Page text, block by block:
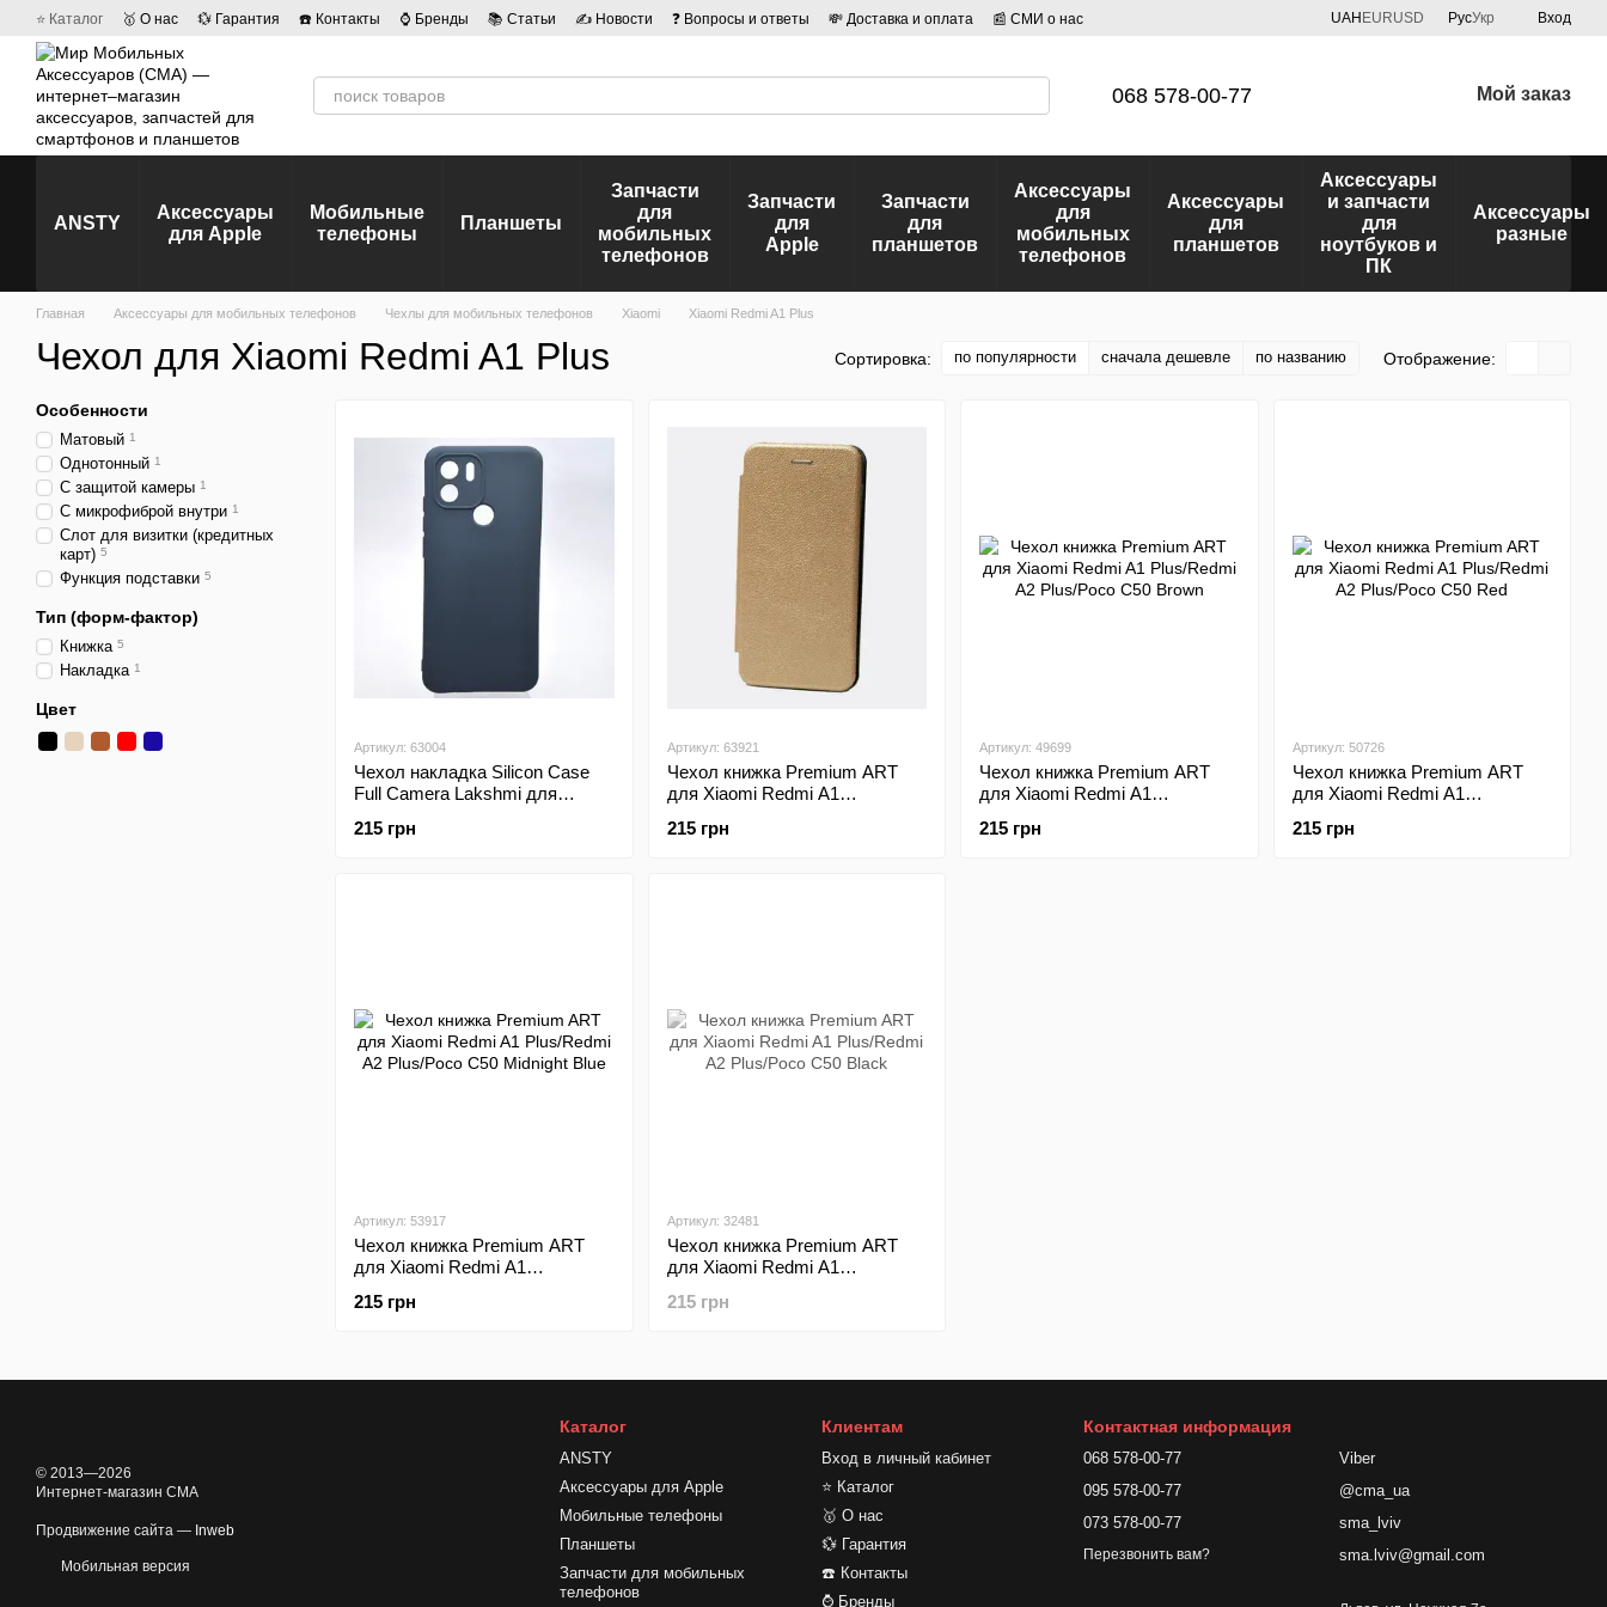
Перейти к основному контенту
⭐ Каталог 🥇 О нас 💱 Гарантия ☎️ Контакты ⌚ Бренды 📚 Статьи ✍ Новости ❓ Вопросы и ответы 💸 Доставка и оплата
📰 СМИ о нас
UAH EURUSD РусУкр Вход
068 578-00-77 Мой заказ
ANSTY
Аксессуары
для Apple
Мобильные
телефоны
Планшеты
Запчасти
для
мобильных
телефонов
Запчасти
для
Apple
Запчасти
для
планшетов
Аксессуары
для
мобильных
телефонов
Аксессуары
для
планшетов
Аксессуары
и запчасти
для
ноутбуков и
ПК
Аксессуары
разные
Главная Аксессуары для мобильных телефонов Чехлы для мобильных телефонов Xiaomi Xiaomi Redmi A1 Plus
Чехол для Xiaomi Redmi A1 Plus Сортировка: по популярности сначала дешевле по названию Отображение:
Артикул: 63004
Чехол накладка Silicon Case
Full Camera Lakshmi для
C50 Midnight Blue
215 грн
Артикул: 63921
Чехол книжка Premium ART
для Xiaomi Redmi A1
Gold
215 грн
Артикул: 49699
Чехол книжка Premium ART
для Xiaomi Redmi A1
Brown
215 грн
Артикул: 50726
Чехол книжка Premium ART
для Xiaomi Redmi A1
Red
215 грн
Артикул: 53917
Чехол книжка Premium ART
для Xiaomi Redmi A1
Midnight Blue
215 грн
Артикул: 32481
Чехол книжка Premium ART
для Xiaomi Redmi A1
Black
215 грн
Особенности
Матовый 1
Однотонный 1
С защитой камеры 1
С микрофиброй внутри 1
Слот для визитки (кредитных
карт) 5
Функция подставки 5
Тип (форм-фактор)
Книжка 5
Накладка 1
Цвет
© 2013—2026
Интернет-магазин CMA
Продвижение сайта — Inweb
Мобильная версия
Каталог
ANSTY
Аксессуары для Apple
Мобильные телефоны
Планшеты
Запчасти для мобильных
телефонов
Клиентам
Вход в личный кабинет
⭐ Каталог
🥇 О нас
💱 Гарантия
☎️ Контакты
⌚ Бренды
Контактная информация
068 578-00-77
095 578-00-77
073 578-00-77
Перезвонить вам?
Viber
@cma_ua
sma_lviv
sma.lviv@gmail.com